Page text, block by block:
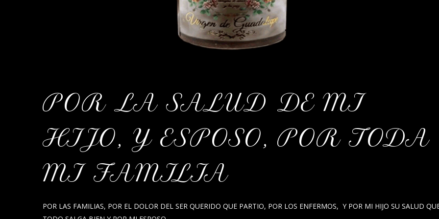
POR LA SALUD DE MI
HIJO, Y ESPOSO, POR TODA
MI FAMILIA
POR LAS FAMILIAS, POR EL DOLOR DEL SER QUERIDO QUE PARTIO, POR LOS ENFERMOS, Y POR MI HIJO SU SALUD